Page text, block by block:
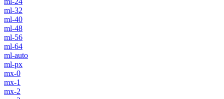
ml-32
ml-40
ml-48
ml-56
ml-64
ml-auto
ml-px
mx-0
mx-1
mx-2